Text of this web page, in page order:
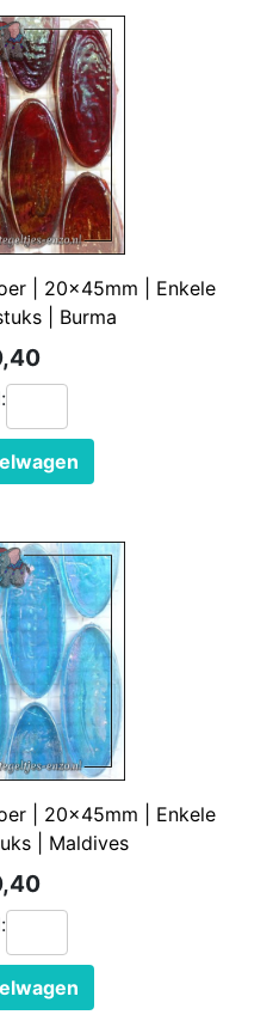
| 20x45mm | Enkele
| Burma
| 20x45mm | Enkele
| Maldives